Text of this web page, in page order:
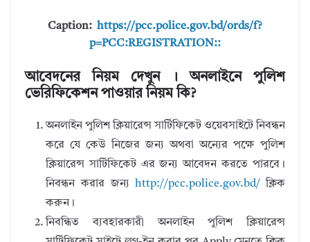
Caption: https://pcc.police.gov.bd/ords/f?
p=PCC:REGISTRATION::
আবেদনের নিয়ম দেখুন । অনলাইনে পুলিশ
ভেরিফিকেশন পাওয়ার নিয়ম কি?
অনলাইন পুলিশ ক্লিয়ারেন্স সার্টিফিকেট ওয়েবসাইটে নিবন্ধন
করে যে কেউ নিজের জন্য অথবা অন্যের পক্ষে পুলিশ
ক্লিয়ারেন্স সার্টিফিকেট এর জন্য আবেদন করতে পারবে।
নিবন্ধন করার জন্যhttp://pcc.police.gov.bd/ ক্লিক
করুন।
নিবন্ধিত ব্যবহারকারী অনলাইন পুলিশ ক্লিয়ারেন্স